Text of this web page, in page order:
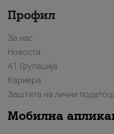
Профил
За нас
Новости
А1 Групација
Кариера
Заштита на лични
Мобилна